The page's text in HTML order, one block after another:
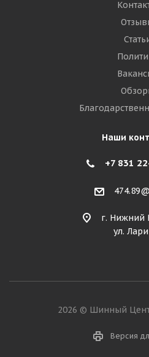
Наши
+7 831
г. Нижний
ул.
2026 © Шинный
Версия